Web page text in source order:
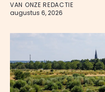
VAN ONZE REDACTIE
augustus 6, 2026